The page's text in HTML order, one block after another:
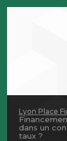
Lyon Place
dans un
taux ?